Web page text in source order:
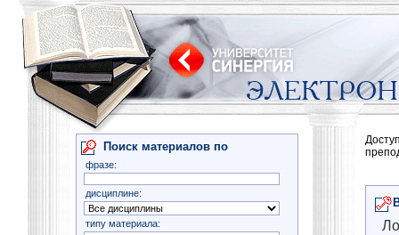
Поиск материалов по
фразе:
дисциплине:
типу материала: